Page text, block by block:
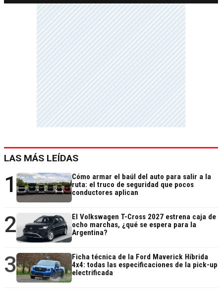
LAS MÁS LEÍDAS
1
Cómo armar el baúl del auto para salir a la
ruta: el truco de seguridad que pocos
conductores aplican
2
El Volkswagen T-Cross 2027 estrena caja de
ocho marchas, ¿qué se espera para la
Argentina?
3
Ficha técnica de la Ford Maverick Híbrida
4x4: todas las especificaciones de la pick-up
electrificada